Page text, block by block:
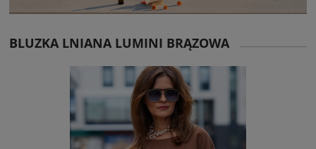
BLUZKA LNIANA LUMINI BRĄZOWA